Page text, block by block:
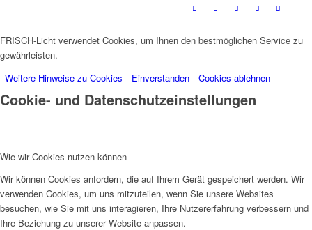
FRISCH-Licht verwendet Cookies, um Ihnen den bestmöglichen Service zu
gewährleisten.
Weitere Hinweise zu Cookies
Einverstanden Cookies ablehnen
Cookie- und Datenschutzeinstellungen
Wie wir Cookies nutzen können
Wir können Cookies anfordern, die auf Ihrem Gerät gespeichert werden. Wir
verwenden Cookies, um uns mitzuteilen, wenn Sie unsere Websites
besuchen, wie Sie mit uns interagieren, Ihre Nutzererfahrung verbessern und
Ihre Beziehung zu unserer Website anpassen.